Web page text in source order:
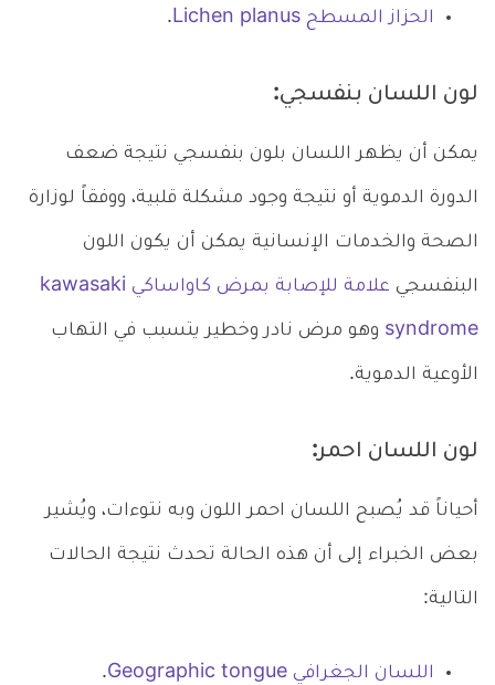
الحزاز المسطح Lichen planus .
لون اللسان بنفسجي:
يمكن أن يظهر اللسان بلون بنفسجي نتيجة ضعف
الدورة الدموية أو نتيجة وجود مشكلة قلبية، ووفقاً لوزارة
الصحة والخدمات الإنسانية يمكن أن يكون اللون
البنفسجي علامة للإصابة بمرض كاواساكي kawasaki
syndrome وهو مرض نادر وخطير يتسبب في التهاب
الأوعية الدموية.
لون اللسان احمر:
أحياناً قد يُصبح اللسان احمر اللون وبه نتوءات، ويُشير
بعض الخبراء إلى أن هذه الحالة تحدث نتيجة الحالات
التالية:
اللسان الجغرافي Geographic tongue .